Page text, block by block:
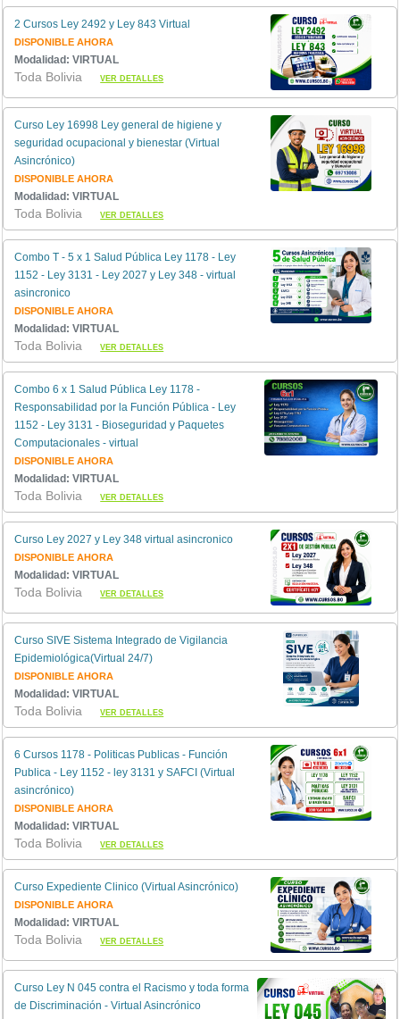
2 Cursos Ley 2492 y Ley 843 Virtual
DISPONIBLE AHORA
Modalidad: VIRTUAL
Toda BoliviaVER DETALLES
Curso Ley 16998 Ley general de higiene y
seguridad ocupacional y bienestar (Virtual
Asincrónico)
DISPONIBLE AHORA
Modalidad: VIRTUAL
Toda BoliviaVER DETALLES
Combo T - 5 x 1 Salud Pública Ley 1178 - Ley
1152 - Ley 3131 - Ley 2027 y Ley 348 - virtual
asincronico
DISPONIBLE AHORA
Modalidad: VIRTUAL
Toda BoliviaVER DETALLES
Combo 6 x 1 Salud Pública Ley 1178 -
Responsabilidad por la Función Pública - Ley
1152 - Ley 3131 - Bioseguridad y Paquetes
Computacionales - virtual
DISPONIBLE AHORA
Modalidad: VIRTUAL
Toda BoliviaVER DETALLES
Curso Ley 2027 y Ley 348 virtual asincronico
DISPONIBLE AHORA
Modalidad: VIRTUAL
Toda BoliviaVER DETALLES
Curso SIVE Sistema Integrado de Vigilancia
Epidemiológica(Virtual 24/7)
DISPONIBLE AHORA
Modalidad: VIRTUAL
Toda BoliviaVER DETALLES
6 Cursos 1178 - Politicas Publicas - Función
Publica - Ley 1152 - ley 3131 y SAFCI (Virtual
asincrónico)
DISPONIBLE AHORA
Modalidad: VIRTUAL
Toda BoliviaVER DETALLES
Curso Expediente Clinico (Virtual Asincrónico)
DISPONIBLE AHORA
Modalidad: VIRTUAL
Toda BoliviaVER DETALLES
Curso Ley N 045 contra el Racismo y toda forma
de Discriminación - Virtual Asincrónico